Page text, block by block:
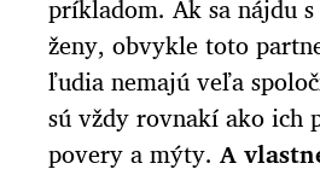
príkladom. Ak sa nájdu
ženy, obvykle toto
ľudia nemajú veľa
sú vždy rovnakí ako ich
povery a mýty. A